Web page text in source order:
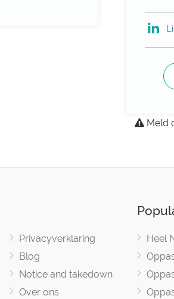
Meld
Privacyverklaring
Blog
Notice and takedown
Over ons
Heel